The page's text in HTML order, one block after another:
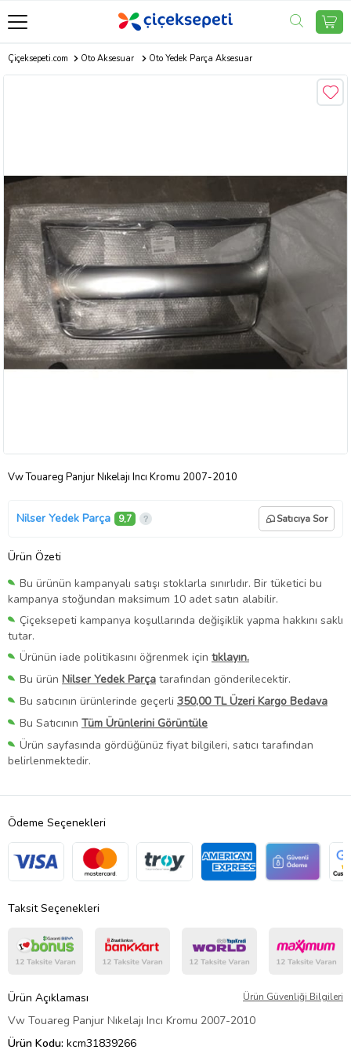
Çiçeksepeti.com Oto Aksesuar Oto Yedek Parça Aksesuar
Vw Touareg Panjur Nıkelajı Incı Kromu 2007-2010
Nilser Yedek Parça 9,7 Satıcıya Sor
Ürün Özeti
Bu ürünün kampanyalı satışı stoklarla sınırlıdır. Bir tüketici bu
kampanya stoğundan maksimum 10 adet satın alabilir.
Çiçeksepeti kampanya koşullarında değişiklik yapma hakkını saklı
tutar.
Ürünün iade politikasını öğrenmek için tıklayın.
Bu ürün Nilser Yedek Parça tarafından gönderilecektir.
Bu satıcının ürünlerinde geçerli 350,00 TL Üzeri Kargo Bedava
Bu Satıcının Tüm Ürünlerini Görüntüle
Ürün sayfasında gördüğünüz fiyat bilgileri, satıcı tarafından
belirlenmektedir.
Ödeme Seçenekleri
Taksit Seçenekleri
Ürün Açıklaması Ürün Güvenliği Bilgileri
Vw Touareg Panjur Nıkelajı Incı Kromu 2007-2010
Ürün Kodu: kcm31839266